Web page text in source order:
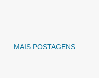
MAIS POSTAGENS